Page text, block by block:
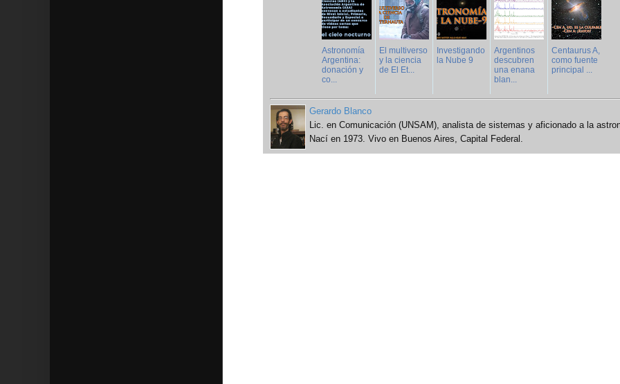
Astronomía
Argentina:
donación y
co...
El multiverso
y la ciencia
de El Et...
Investigando
la Nube 9
Argentinos
descubren
una enana
blan...
Centaurus A,
como fuente
principal ...
Gerardo Blanco
Lic. en Comunicación (UNSAM), analista de sistemas y aficionado a la
Nací en 1973. Vivo en Buenos Aires, Capital Federal.